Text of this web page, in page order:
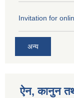
Invitation for
अन्य
ऐन, कानुन